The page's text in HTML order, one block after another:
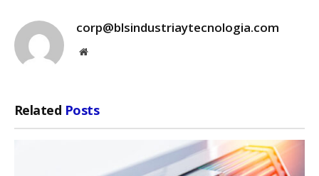
corp@blsindustriaytecnologia.com
Website
Related Posts